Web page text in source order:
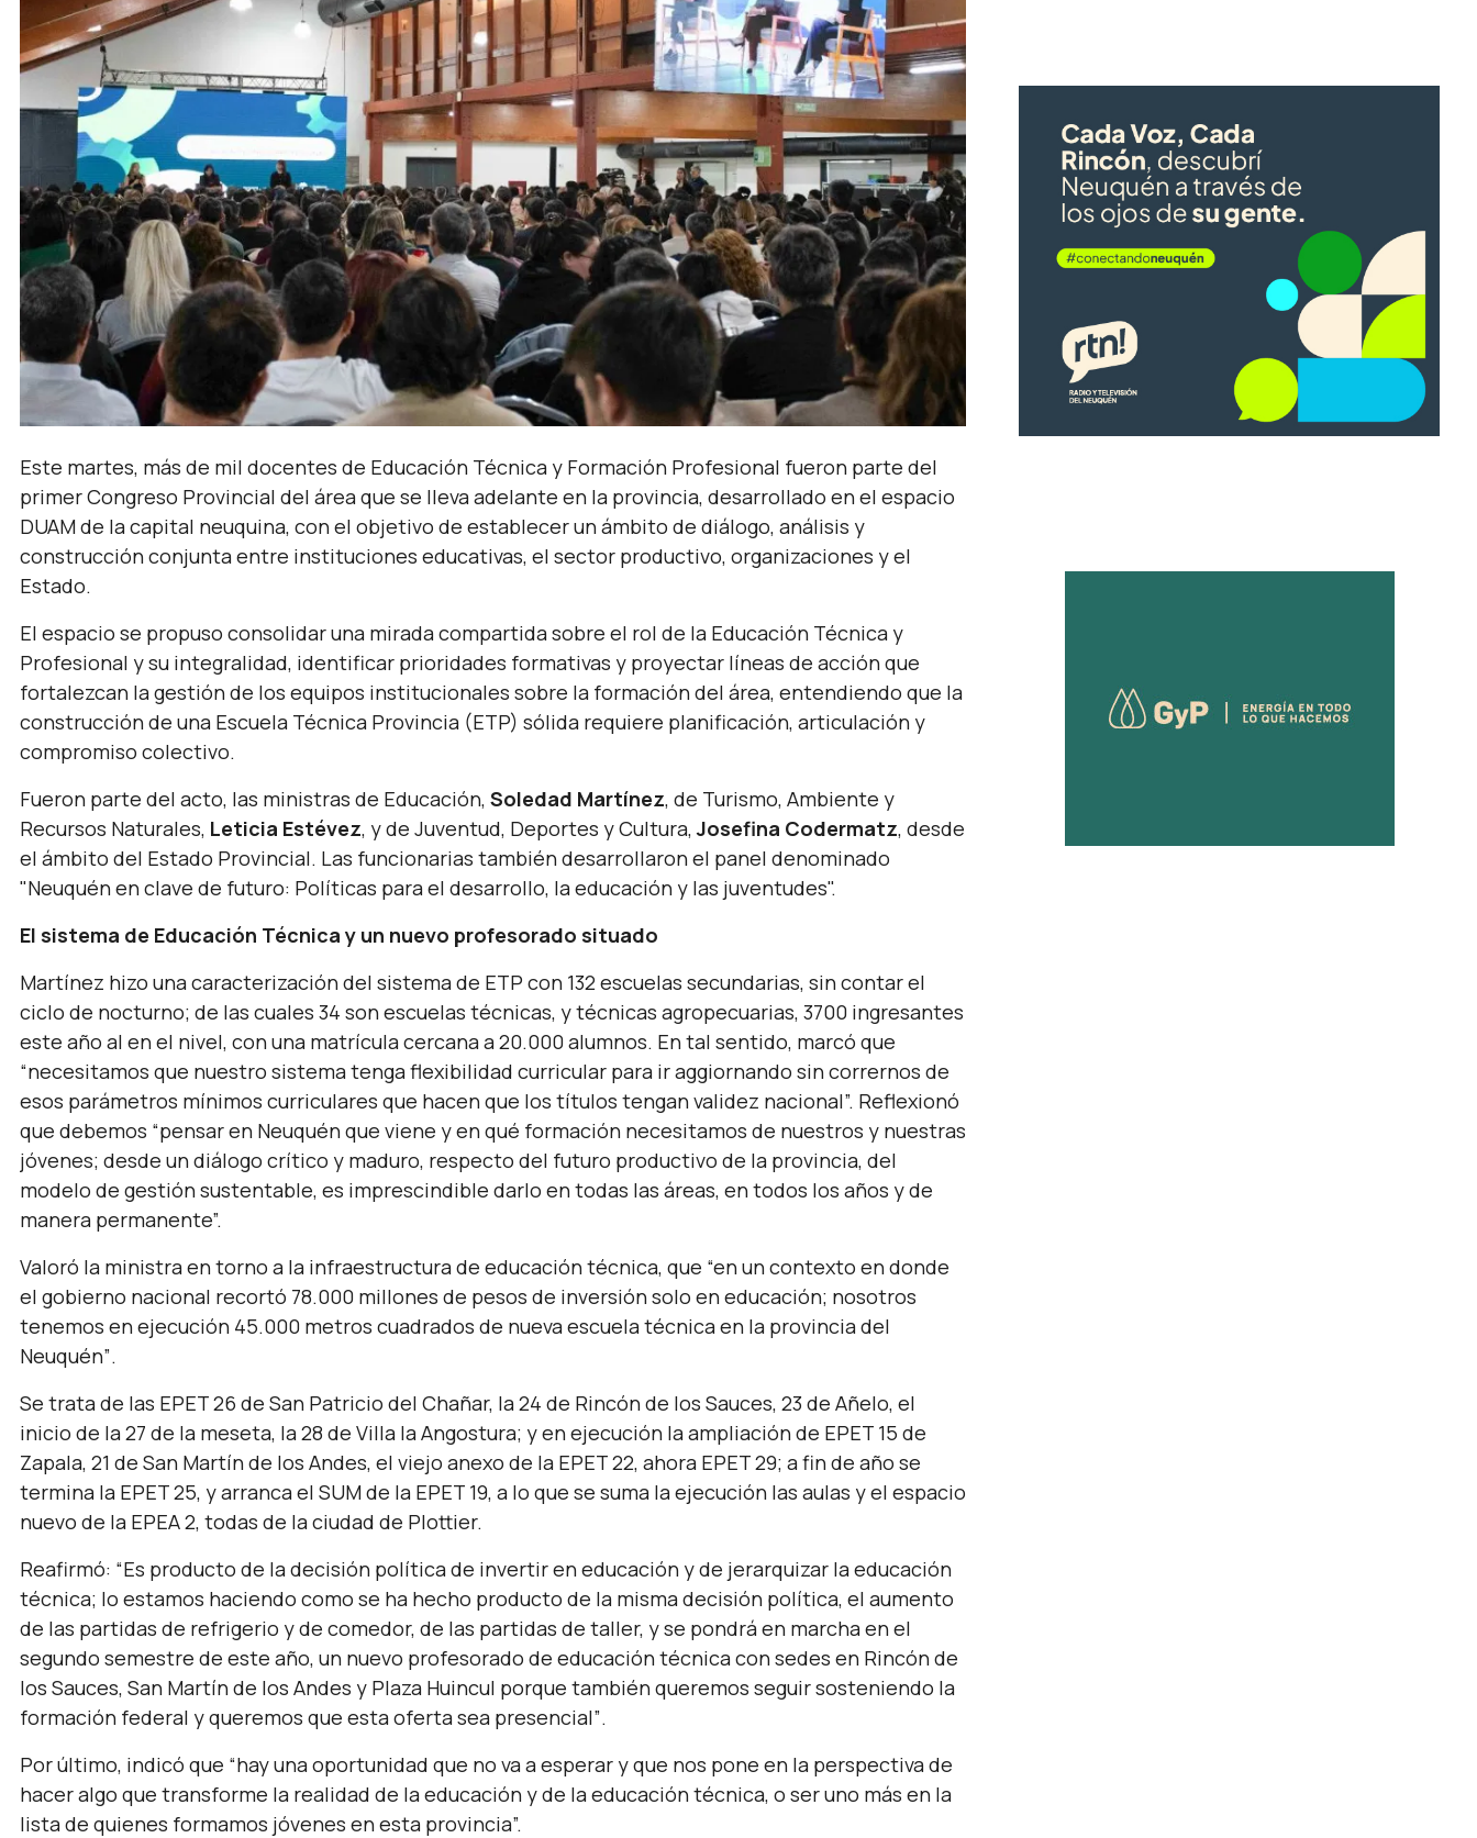
Este martes, más de mil docentes de Educación Técnica y Formación Profesional fueron parte del
primer Congreso Provincial del área que se lleva adelante en la provincia, desarrollado en el espacio
DUAM de la capital neuquina, con el objetivo de establecer un ámbito de diálogo, análisis y
construcción conjunta entre instituciones educativas, el sector productivo, organizaciones y el
Estado.
El espacio se propuso consolidar una mirada compartida sobre el rol de la Educación Técnica y
Profesional y su integralidad, identificar prioridades formativas y proyectar líneas de acción que
fortalezcan la gestión de los equipos institucionales sobre la formación del área, entendiendo que la
construcción de una Escuela Técnica Provincia (ETP) sólida requiere planificación, articulación y
compromiso colectivo.
Fueron parte del acto, las ministras de Educación, Soledad Martínez, de Turismo, Ambiente y
Recursos Naturales, Leticia Estévez, y de Juventud, Deportes y Cultura,Josefina Codermatz, desde
el ámbito del Estado Provincial. Las funcionarias también desarrollaron el panel denominado
"Neuquén en clave de futuro: Políticas para el desarrollo, la educación y las juventudes".
El sistema de Educación Técnica y un nuevo profesorado situado
Martínez hizo una caracterización del sistema de ETP con 132 escuelas secundarias, sin contar el
ciclo de nocturno; de las cuales 34 son escuelas técnicas, y técnicas agropecuarias, 3700 ingresantes
este año al en el nivel, con una matrícula cercana a 20.000 alumnos. En tal sentido, marcó que
“necesitamos que nuestro sistema tenga flexibilidad curricular para ir aggiornando sin corrernos de
esos parámetros mínimos curriculares que hacen que los títulos tengan validez nacional”. Reflexionó
que debemos “pensar en Neuquén que viene y en qué formación necesitamos de nuestros y nuestras
jóvenes; desde un diálogo crítico y maduro, respecto del futuro productivo de la provincia, del
modelo de gestión sustentable, es imprescindible darlo en todas las áreas, en todos los años y de
manera permanente”.
Valoró la ministra en torno a la infraestructura de educación técnica, que “en un contexto en donde
el gobierno nacional recortó 78.000 millones de pesos de inversión solo en educación; nosotros
tenemos en ejecución 45.000 metros cuadrados de nueva escuela técnica en la provincia del
Neuquén”.
Se trata de las EPET 26 de San Patricio del Chañar, la 24 de Rincón de los Sauces, 23 de Añelo, el
inicio de la 27 de la meseta, la 28 de Villa la Angostura; y en ejecución la ampliación de EPET 15 de
Zapala, 21 de San Martín de los Andes, el viejo anexo de la EPET 22, ahora EPET 29; a fin de año se
termina la EPET 25, y arranca el SUM de la EPET 19, a lo que se suma la ejecución las aulas y el espacio
nuevo de la EPEA 2, todas de la ciudad de Plottier.
Reafirmó: “Es producto de la decisión política de invertir en educación y de jerarquizar la educación
técnica; lo estamos haciendo como se ha hecho producto de la misma decisión política, el aumento
de las partidas de refrigerio y de comedor, de las partidas de taller, y se pondrá en marcha en el
segundo semestre de este año, un nuevo profesorado de educación técnica con sedes en Rincón de
los Sauces, San Martín de los Andes y Plaza Huincul porque también queremos seguir sosteniendo la
formación federal y queremos que esta oferta sea presencial”.
Por último, indicó que “hay una oportunidad que no va a esperar y que nos pone en la perspectiva de
hacer algo que transforme la realidad de la educación y de la educación técnica, o ser uno más en la
lista de quienes formamos jóvenes en esta provincia”.